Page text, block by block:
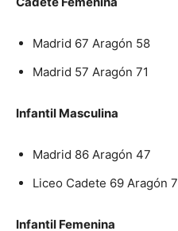
Madrid 67 Aragón 58
Madrid 57 Aragón 71
Infantil Masculina
Madrid 86 Aragón 47
Liceo Cadete 69 Aragón
Infantil Femenina